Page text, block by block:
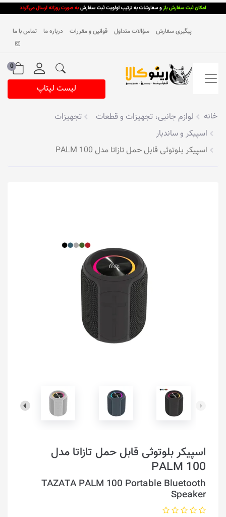
پیگیری سفارش سؤالات متداول قوانین و مقررات درباره ما تماس با ما
0
لیست لپتاپ
خانه لوازم جانبی، تجهیزات و قطعات
تجهیزات
اسپیکر و ساندبار
اسپیکر بلوتوثی قابل حمل تازاتا مدل PALM 100
اسپیکر بلوتوثی قابل حمل تازاتا مدل
PALM 100
TAZATA PALM 100 Portable Bluetooth
Speaker